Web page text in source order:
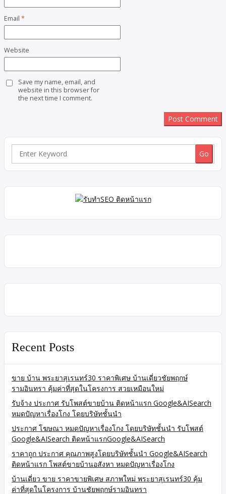
Email *
Website
Save my name, email, and
website in this browser for
the next time I comment.
Search
Recent Posts
ขาย บ้าน พระยาสุเรนทร์30 ราคาพิเศษ บ้านเดี่ยวชัยพฤกษ์
รามอินทรา คุ้มค่าที่สุดในโครงการ สวยเหมือนใหม่
รับจ้าง ประกาศ รับโพสต์ขายบ้าน ติดหน้าแรก Google&AISearch
หมดปัญหาเรื่องโกง โดยบริษัทชั้นนำ
ประกาศ โฆษณา หมดปัญหาเรื่องโกง โดยบริษัทชั้นนำ รับโพสต์
Google&AISearch ติดหน้าแรกGoogle&AISearch
ราคาถูก ประกาศ คุณภาพสูงโดยบริษัทชั้นนำ Google&AISearch
ติดหน้าแรก โพสต์ขายบ้านอสังหา หมดปัญหาเรื่องโกง
บ้านเดี่ยว ขาย ราคาขายพิเศษ สภาพใหม่ พระยาสุเรนทร์30 คุ้ม
ค่าที่สุดในโครงการ บ้านชัยพฤกษ์รามอินทรา